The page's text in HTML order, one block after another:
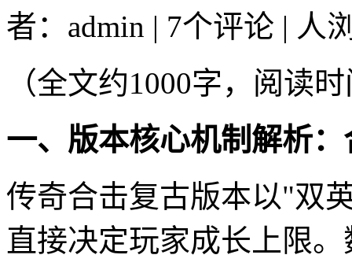
者：admin | 7个评论 | 人
（全文约1000字，阅读
一、版本核心机制解析
传奇合击复古版本以"双
直接决定玩家成长上限